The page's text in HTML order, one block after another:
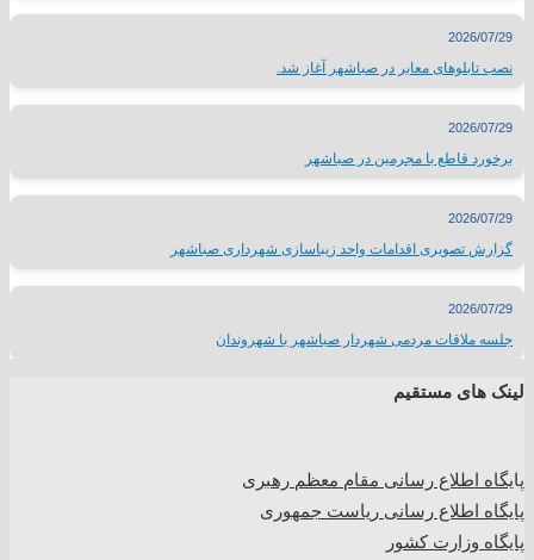
2026/07/29
نصب تابلوهای معابر در صباشهر آغاز شد.
2026/07/29
برخورد قاطع با مجرمین در صباشهر
2026/07/29
گزارش تصویری اقدامات واحد زیباسازی شهرداری صباشهر
2026/07/29
جلسه ملاقات مردمی شهردار صباشهر با شهروندان
لینک های مستقیم
پایگاه اطلاع رسانی مقام معظم رهبری
پایگاه اطلاع رسانی ریاست جمهوری
پایگاه وزارت کشور